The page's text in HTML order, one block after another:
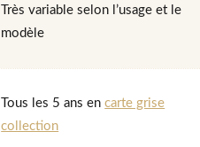
Très variable selon l’usage et le
modèle
Tous les 5 ans encarte grise
collection